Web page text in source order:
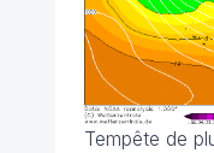
Tempête de